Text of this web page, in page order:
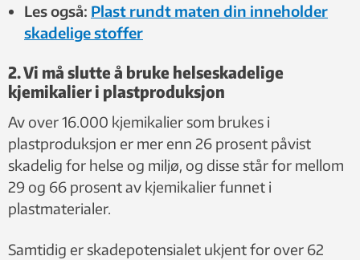
Les også: Plast rundt maten din inneholder
skadelige stoffer
2. Vi må slutte å bruke helseskadelige
kjemikalier i plastproduksjon
Av over 16.000 kjemikalier som brukes i
plastproduksjon er mer enn 26 prosent påvist
skadelig for helse og miljø, og disse står for mellom
29 og 66 prosent av kjemikalier funnet i
plastmaterialer.
Samtidig er skadepotensialet ukjent for over 62